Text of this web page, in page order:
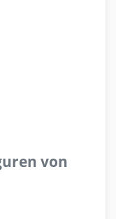
von